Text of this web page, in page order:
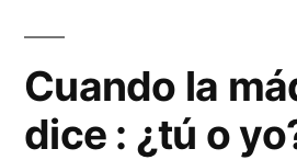
Cuando la
dice : ¿tú o